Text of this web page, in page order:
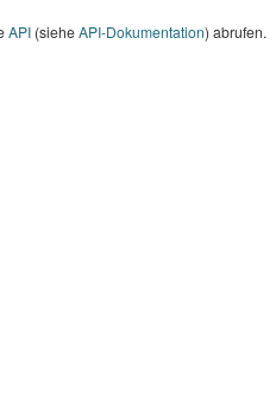
API(sieheAPI-Dokumentation) abrufen.